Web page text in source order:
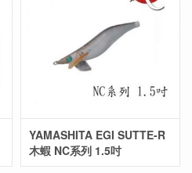
YAMASHITA EGI SUTTE-R
木蝦 NC系列 1.5吋